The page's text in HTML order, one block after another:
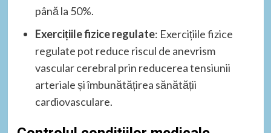
până la 50%.
Exercițiile fizice regulate: Exercițiile fizice
regulate pot reduce riscul de anevrism
vascular cerebral prin reducerea tensiunii
arteriale și îmbunătățirea sănătății
cardiovasculare.